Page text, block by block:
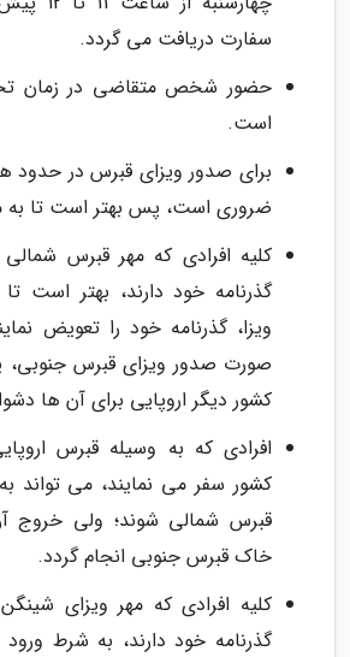
سفارت دریافت می گردد.
حضور شخص متقاضی در زمان
است.
برای صدور ویزای قبرس در حدود
ضروری است، پس بهتر است تا به
کلیه افرادی که مهر قبرس
گذرنامه خود دارند، بهتر است
ویزا، گذرنامه خود را تعویض
صورت صدور ویزای قبرس جنوبی،
کشور دیگر اروپایی برای آن ها
افرادی که به وسیله قبرس
کشور سفر می نمایند، می تواند
قبرس شمالی شوند؛ ولی خروج
خاک قبرس جنوبی انجام گردد.
کلیه افرادی که مهر ویزای
گذرنامه خود دارند، به شرط